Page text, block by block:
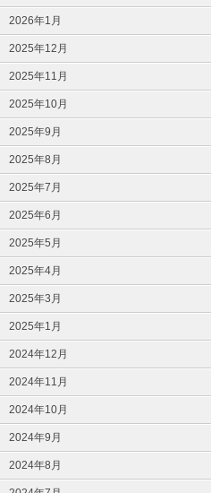
2026年1月
2025年12月
2025年11月
2025年10月
2025年9月
2025年8月
2025年7月
2025年6月
2025年5月
2025年4月
2025年3月
2025年1月
2024年12月
2024年11月
2024年10月
2024年9月
2024年8月